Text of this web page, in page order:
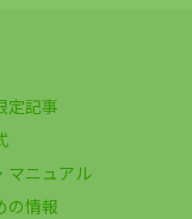
定記事
マニュアル
の情報